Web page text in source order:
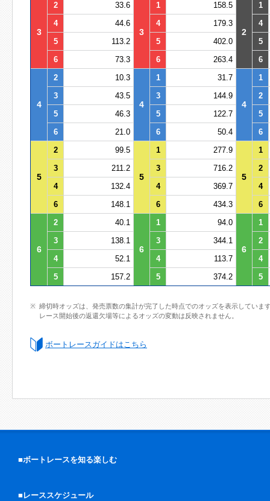
3
2 33.6
3
1 158.5
2
1
4
44.6 4 179.3
4
5
113.2 5 402.0
5
6
73.3 6 263.4 6
4
2 10.3
4
1 31.7
4
1
3
43.5 3 144.9
2
5
46.3 5 122.7
5
6
21.0 6 50.4 6
5
2 99.5
5
1 277.9
5
1
3
211.2 3 716.2
2
4
132.4 4 369.7
4
6
148.1 6 434.3 6
6
2 40.1
6
1 94.0
6
1
3
138.1 3 344.1
2
4
52.1 4 113.7
4
5
157.2 5 374.2 5
締切時オッズは、発売票数の集計が完了した時点でのオッズを表示していま
レース開始後の返還欠場等によるオッズの変動は反映されません。
ボートレースガイドはこちら
■ボートレースを知る楽しむ
■レーススケジュール